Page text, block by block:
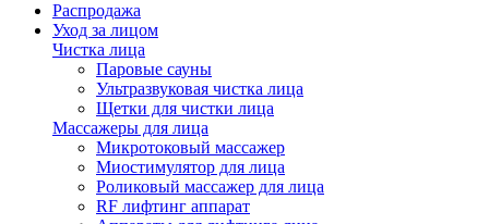
Распродажа
Уход за лицом
Чистка лица
Паровые сауны
Ультразвуковая чистка лица
Щетки для чистки лица
Массажеры для лица
Микротоковый массажер
Миостимулятор для лица
Роликовый массажер для лица
RF лифтинг аппарат